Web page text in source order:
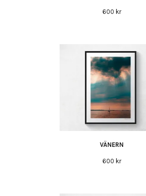
600 kr
VÄNERN
600 kr